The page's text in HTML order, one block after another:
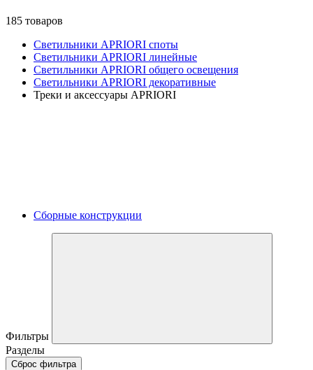
185 товаров
Светильники APRIORI споты
Светильники APRIORI линейные
Светильники APRIORI общего освещения
Светильники APRIORI декоративные
Треки и аксессуары APRIORI
Сборные конструкции
Фильтры
Разделы
Сброс фильтра